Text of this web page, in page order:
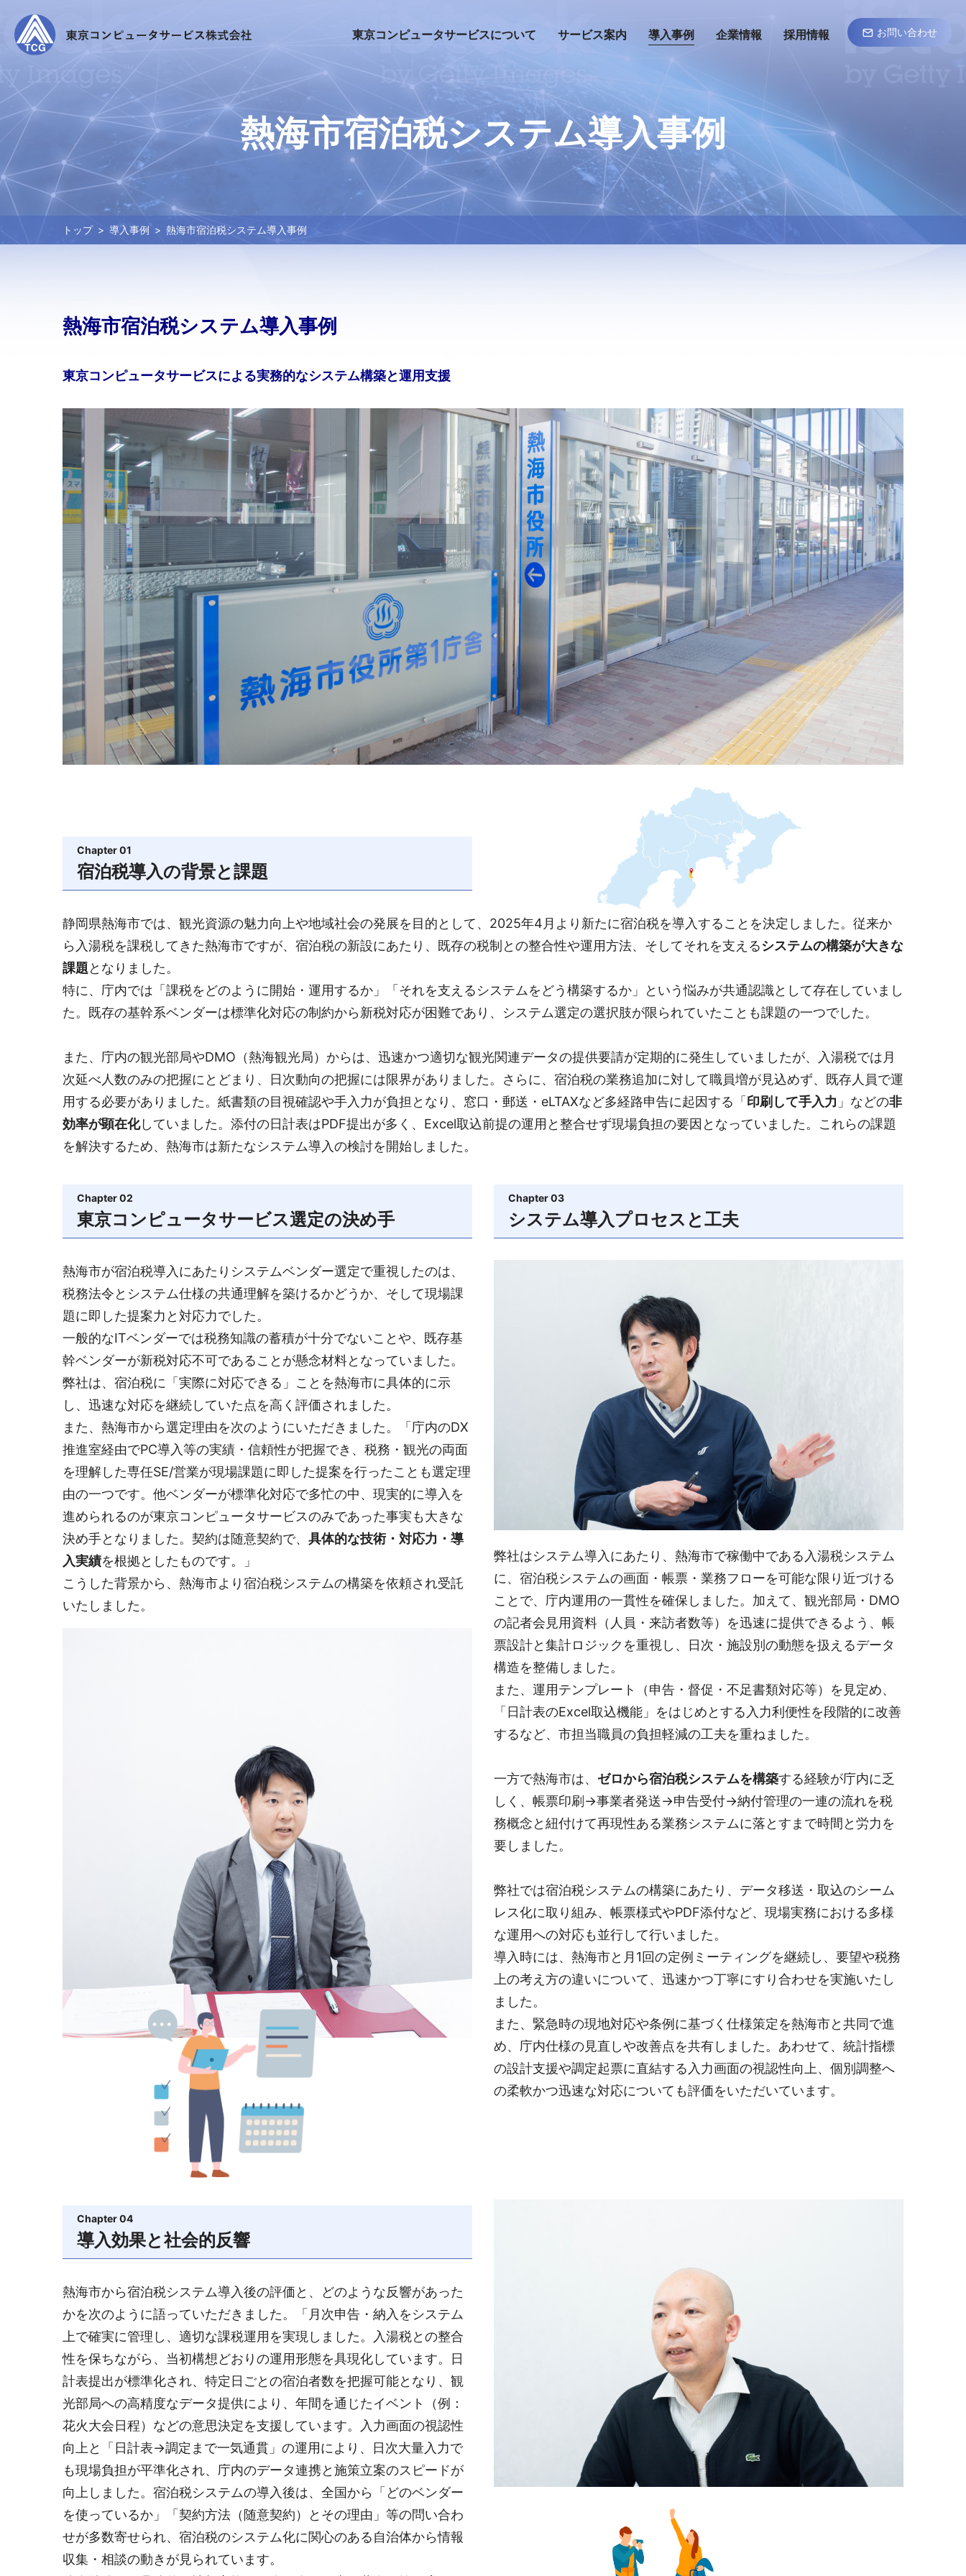
トップ 導入事例 熱海市宿泊税システム導入事例
熱海市宿泊税システム導入事例
熱海市宿泊税システム導入事例
東京コンピュータサービスによる実務的なシステム構築と運用支援
Chapter 01
宿泊税導入の背景と課題
静岡県熱海市では、観光資源の魅力向上や地域社会の発展を目的として、2025年4月より新たに宿泊税を導入することを決定しました。従来か
ら入湯税を課税してきた熱海市ですが、宿泊税の新設にあたり、既存の税制との整合性や運用方法、そしてそれを支えるシステムの構築が大きな
課題となりました。
特に、庁内では「課税をどのように開始・運用するか」「それを支えるシステムをどう構築するか」という悩みが共通認識として存在していまし
た。既存の基幹系ベンダーは標準化対応の制約から新税対応が困難であり、システム選定の選択肢が限られていたことも課題の一つでした。
また、庁内の観光部局やDMO（熱海観光局）からは、迅速かつ適切な観光関連データの提供要請が定期的に発生していましたが、入湯税では月
次延べ人数のみの把握にとどまり、日次動向の把握には限界がありました。さらに、宿泊税の業務追加に対して職員増が見込めず、既存人員で運
用する必要がありました。紙書類の目視確認や手入力が負担となり、窓口・郵送・eLTAXなど多経路申告に起因する「印刷して手入力 」などの非
効率が顕在化していました。添付の日計表はPDF提出が多く、Excel取込前提の運用と整合せず現場負担の要因となっていました。これらの課題
を解決するため、熱海市は新たなシステム導入の検討を開始しました。
Chapter 02
東京コンピュータサービス選定の決め手
熱海市が宿泊税導入にあたりシステムベンダー選定で重視したのは、
税務法令とシステム仕様の共通理解を築けるかどうか、そして現場課
題に即した提案力と対応力でした。
一般的なITベンダーでは税務知識の蓄積が十分でないことや、既存基
幹ベンダーが新税対応不可であることが懸念材料となっていました。
弊社は、宿泊税に「実際に対応できる」ことを熱海市に具体的に示
し、迅速な対応を継続していた点を高く評価されました。
また、熱海市から選定理由を次のようにいただきました。「庁内のDX
推進室経由でPC導入等の実績・信頼性が把握でき、税務・観光の両面
を理解した専任SE/営業が現場課題に即した提案を行ったことも選定理
由の一つです。他ベンダーが標準化対応で多忙の中、現実的に導入を
進められるのが東京コンピュータサービスのみであった事実も大きな
決め手となりました。契約は随意契約で、 具体的な技術・対応力・導
入実績を根拠としたものです。」
こうした背景から、熱海市より宿泊税システムの構築を依頼され受託
いたしました。
Chapter 03
システム導入プロセスと工夫
弊社はシステム導入にあたり、熱海市で稼働中である入湯税システム
に、宿泊税システムの画面・帳票・業務フローを可能な限り近づける
ことで、庁内運用の一貫性を確保しました。加えて、観光部局・DMO
の記者会見用資料（人員・来訪者数等）を迅速に提供できるよう、帳
票設計と集計ロジックを重視し、日次・施設別の動態を扱えるデータ
構造を整備しました。
また、運用テンプレート（申告・督促・不足書類対応等）を見定め、
「日計表のExcel取込機能」をはじめとする入力利便性を段階的に改善
するなど、市担当職員の負担軽減の工夫を重ねました。
一方で熱海市は、 ゼロから宿泊税システムを構築する経験が庁内に乏
しく、帳票印刷→事業者発送→申告受付→納付管理の一連の流れを税
務概念と紐付けて再現性ある業務システムに落とすまで時間と労力を
要しました。
弊社では宿泊税システムの構築にあたり、データ移送・取込のシーム
レス化に取り組み、帳票様式やPDF添付など、現場実務における多様
な運用への対応も並行して行いました。
導入時には、熱海市と月1回の定例ミーティングを継続し、要望や税務
上の考え方の違いについて、迅速かつ丁寧にすり合わせを実施いたし
ました。
また、緊急時の現地対応や条例に基づく仕様策定を熱海市と共同で進
め、庁内仕様の見直しや改善点を共有しました。あわせて、統計指標
の設計支援や調定起票に直結する入力画面の視認性向上、個別調整へ
の柔軟かつ迅速な対応についても評価をいただいています。
Chapter 04
導入効果と社会的反響
熱海市から宿泊税システム導入後の評価と、どのような反響があった
かを次のように語っていただきました。「月次申告・納入をシステム
上で確実に管理し、適切な課税運用を実現しました。入湯税との整合
性を保ちながら、当初構想どおりの運用形態を具現化しています。日
計表提出が標準化され、特定日ごとの宿泊者数を把握可能となり、観
光部局への高精度なデータ提供により、年間を通じたイベント（例：
花火大会日程）などの意思決定を支援しています。入力画面の視認性
向上と「日計表→調定まで一気通貫」の運用により、日次大量入力で
も現場負担が平準化され、庁内のデータ連携と施策立案のスピードが
向上しました。宿泊税システムの導入後は、全国から「どのベンダー
を使っているか」「契約方法（随意契約）とその理由」等の問い合わ
せが多数寄せられ、宿泊税のシステム化に関心のある自治体から情報
収集・相談の動きが見られています。
東京コンピュータサービスについて サービス案内 導入事例 企業情報 採用情報 お問い合わせ